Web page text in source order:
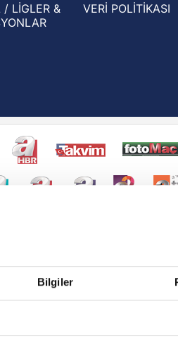
Bilgiler
/ LİGLER &
VERİ POLİTİKASI